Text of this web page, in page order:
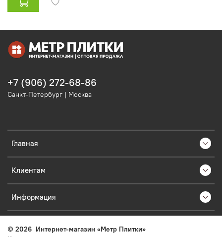
Главная
Клиентам
Информация
+7 (906) 272-68-86
Санкт-Петербург | Москва
© 2026 Интернет-магазин «Метр Плитки»